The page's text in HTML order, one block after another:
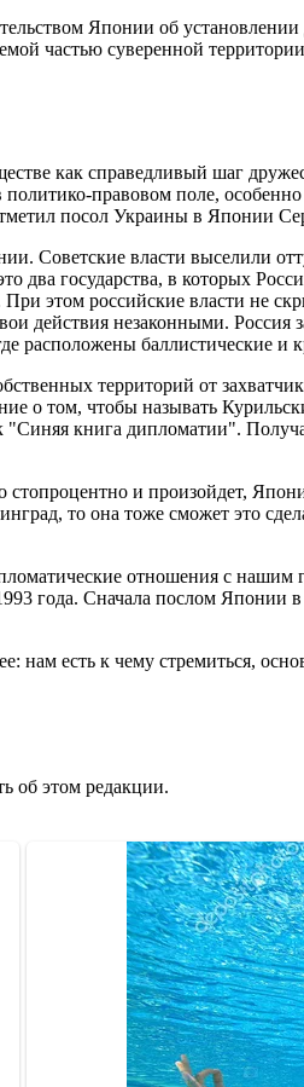
Японии об
частью суверенной
как справедливый шаг
правовом поле,
посол Украины в Японии
Советские власти выселили
два государства, в которых
этом российские власти не
действия незаконными. Россия
расположены баллистические
территорий от
о том, чтобы называть
книга дипломатии".
стопроцентно и произойдет,
то она тоже сможет это
отношения с нашим
года. Сначала послом
нам есть к чему стремиться,
об этом редакции.